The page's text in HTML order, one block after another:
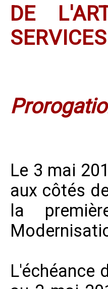
DE
SERVICES
Le 3 mai
aux côtés
la
L'échéance